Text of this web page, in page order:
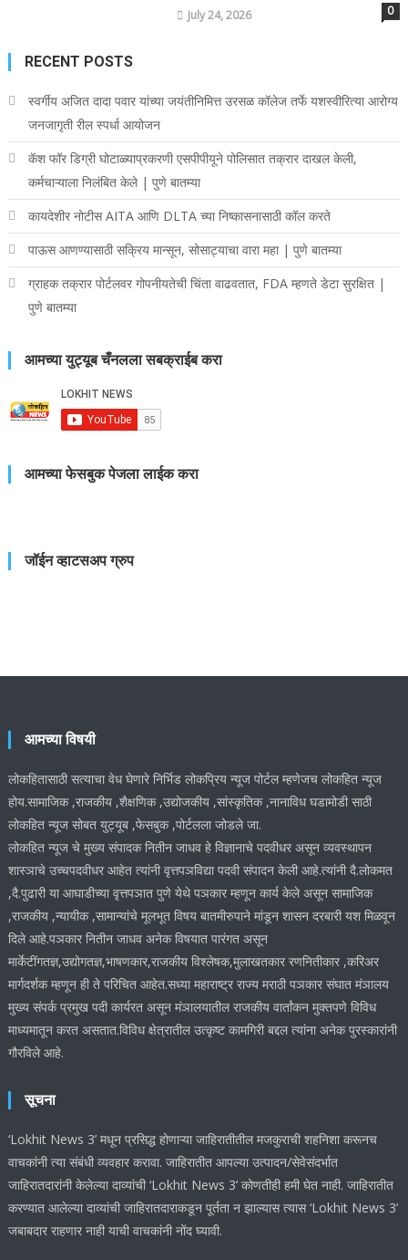
July 24, 2026 0
RECENT POSTS
स्वर्गीय अजित दादा पवार यांच्या जयंतीनिमित्त उरसळ कॉलेज तर्फे यशस्वीरित्या आरोग्य
जनजागृती रील स्पर्धा आयोजन
कॅश फॉर डिग्री घोटाळ्याप्रकरणी एसपीपीयूने पोलिसात तक्रार दाखल केली,
कर्मचाऱ्याला निलंबित केले | पुणे बातम्या
कायदेशीर नोटीस AITA आणि DLTA च्या निष्कासनासाठी कॉल करते
पाऊस आणण्यासाठी सक्रिय मान्सून, सोसाट्याचा वारा महा | पुणे बातम्या
ग्राहक तक्रार पोर्टलवर गोपनीयतेची चिंता वाढवतात, FDA म्हणते डेटा सुरक्षित |
पुणे बातम्या
आमच्या युट्यूब चँनलला सबक्राईब करा
आमच्या फेसबुक पेजला लाईक करा
जॉईन व्हाटसअप ग्रुप
आमच्या विषयी
लोकहितासाठी सत्याचा वेध घेणारे निर्भिड लोकप्रिय न्यूज पोर्टल म्हणेजच लोकहित न्यूज
होय.सामाजिक ,राजकीय ,शैक्षणिक ,उद्योजकीय ,सांस्कृतिक ,नानाविध घडामोडी साठी
लोकहित न्यूज सोबत युट्यूब ,फेसबुक ,पोर्टलला जोडले जा.
लोकहित न्यूज चे मुख्य संपादक नितीन जाधव हे विज्ञानाचे पदवीधर असून व्यवस्थापन
शास्ञाचे उच्चपदवीधर आहेत त्यांनी वृत्तपञविद्या पदवी संपादन केली आहे.त्यांनी दै.लोकमत
,दै.पुढारी या आघाडीच्या वृत्तपञात पुणे येथे पञकार म्हणून कार्य केले असून सामाजिक
,राजकीय ,न्यायीक ,सामान्यांचे मूलभूत विषय बातमीरुपाने मांडून शासन दरबारी यश मिळवून
दिले आहे.पञकार नितीन जाधव अनेक विषयात पारंगत असून
मार्केटींगतज्ञ,उद्योगतज्ञ,भाषणकार,राजकीय विश्लेषक,मुलाखतकार रणनितीकार ,करिअर
मार्गदर्शक म्हणून ही ते परिचित आहेत.सध्या महाराष्ट्र राज्य मराठी पञकार संघात मंञालय
मुख्य संपर्क प्रमुख पदी कार्यरत असून मंञालयातील राजकीय वार्तांकन मुक्तपणे विविध
माध्यमातून करत असतात.विविध क्षेत्रातील उत्कृष्ट कामगिरी बद्दल त्यांना अनेक पुरस्कारांनी
गौरविले आहे.
सूचना
‘Lokhit News 3’ मधून प्रसिद्ध होणाऱ्या जाहिरातीतील मजकुराची शहनिशा करूनच
वाचकांनी त्या संबंधी व्यवहार करावा. जाहिरातीत आपल्या उत्पादन/सेवेसंदर्भात
जाहिरातदारांनी केलेल्या दाव्यांची ‘Lokhit News 3’ कोणतीही हमी घेत नाही. जाहिरातीत
करण्यात आलेल्या दाव्यांची जाहिरातदाराकडून पूर्तता न झाल्यास त्यास ‘Lokhit News 3’
जबाबदार राहणार नाही याची वाचकांनी नोंद घ्यावी.